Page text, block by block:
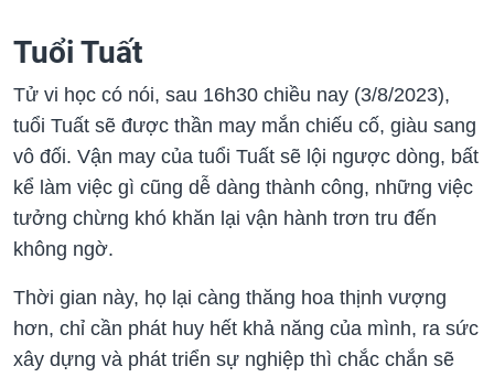
Tuổi Tuất
Tử vi học có nói, sau 16h30 chiều nay (3/8/2023),
tuổi Tuất sẽ được thần may mắn chiếu cố, giàu sang
vô đối. Vận may của tuổi Tuất sẽ lội ngược dòng, bất
kể làm việc gì cũng dễ dàng thành công, những việc
tưởng chừng khó khăn lại vận hành trơn tru đến
không ngờ.
Thời gian này, họ lại càng thăng hoa thịnh vượng
hơn, chỉ cần phát huy hết khả năng của mình, ra sức
xây dựng và phát triển sự nghiệp thì chắc chắn sẽ